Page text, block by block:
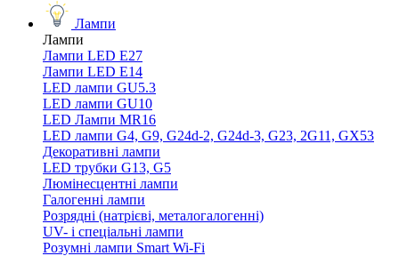
Лампи
Лампи
Лампи LED E27
Лампи LED Е14
LED лампи GU5.3
LED лампи GU10
LED Лампи MR16
LED лампи G4, G9, G24d-2, G24d-3, G23, 2G11, GX53
Декоративні лампи
LED трубки G13, G5
Люмінесцентні лампи
Галогенні лампи
Розрядні (натрієві, металогалогенні)
UV- і спеціальні лампи
Розумні лампи Smart Wi-Fi